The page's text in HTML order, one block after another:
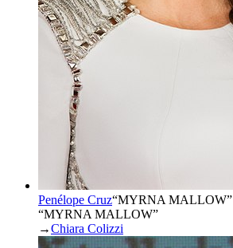
Penélope Cruz“MYRNA MALLOW”
“MYRNA MALLOW”
→Chiara Colizzi